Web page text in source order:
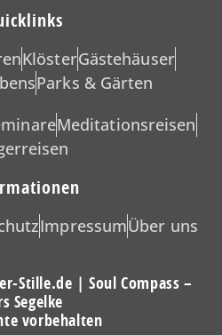
KlösterGästehäuser
Parks & Gärten
Meditationsreisen
ImpressumÜber uns
Stille.de | Soul Compass –
Segelke
vorbehalten